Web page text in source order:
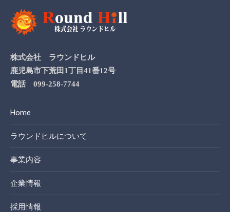
株式会社 ラウンドヒル
鹿児島市下荒田1丁目41番12号
電話 099-258-7744
Home
ラウンドヒルについて
事業内容
企業情報
採用情報